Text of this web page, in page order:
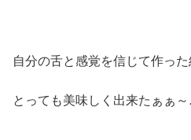
自分の舌と感覚を信じて作った
とっても美味しく出来たぁぁ～